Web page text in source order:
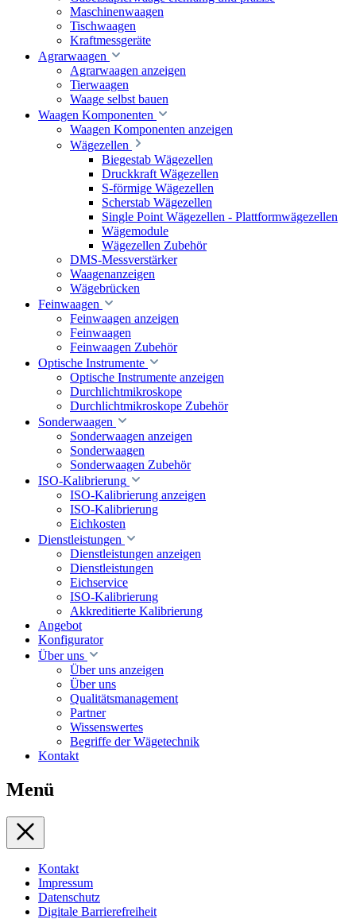
Maschinenwaagen
Tischwaagen
Kraftmessgeräte
Agrarwaagen
Agrarwaagen anzeigen
Tierwaagen
Waage selbst bauen
Waagen Komponenten
Waagen Komponenten anzeigen
Wägezellen
Biegestab Wägezellen
Druckkraft Wägezellen
S-förmige Wägezellen
Scherstab Wägezellen
Single Point Wägezellen - Plattformwägezellen
Wägemodule
Wägezellen Zubehör
DMS-Messverstärker
Waagenanzeigen
Wägebrücken
Feinwaagen
Feinwaagen anzeigen
Feinwaagen
Feinwaagen Zubehör
Optische Instrumente
Optische Instrumente anzeigen
Durchlichtmikroskope
Durchlichtmikroskope Zubehör
Sonderwaagen
Sonderwaagen anzeigen
Sonderwaagen
Sonderwaagen Zubehör
ISO-Kalibrierung
ISO-Kalibrierung anzeigen
ISO-Kalibrierung
Eichkosten
Dienstleistungen
Dienstleistungen anzeigen
Dienstleistungen
Eichservice
ISO-Kalibrierung
Akkreditierte Kalibrierung
Angebot
Konfigurator
Über uns
Über uns anzeigen
Über uns
Qualitätsmanagement
Partner
Wissenswertes
Begriffe der Wägetechnik
Kontakt
Menü
Kontakt
Impressum
Datenschutz
Digitale Barrierefreiheit